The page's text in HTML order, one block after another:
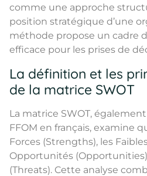
comme une approche
position stratégique d’une
méthode propose un cadre
efficace pour les prises de
La définition et les
de la matrice SWOT
La matrice SWOT,
FFOM en français, examine
Forces (Strengths), les
Opportunités
(Threats). Cette analyse